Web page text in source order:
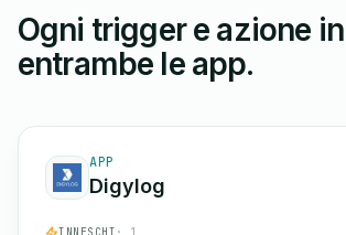
Ogni trigger e azione in
entrambe le app.
APP
Digylog